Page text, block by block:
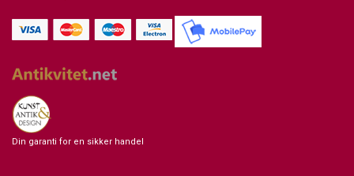
Din garanti for en sikker handel